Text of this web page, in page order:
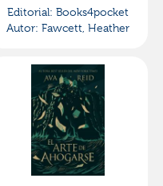
Editorial: Books4pocket
Autor: Fawcett, Heather